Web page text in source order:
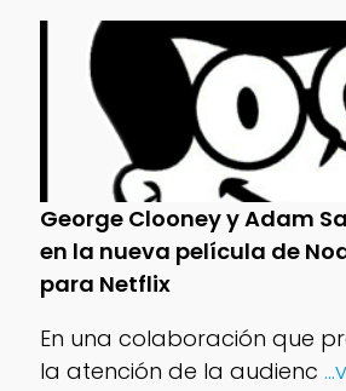
George Clooney y Adam
en la nueva película de
para Netflix
En una colaboración que
la atención de la audienc